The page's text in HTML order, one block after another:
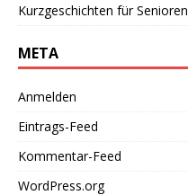
Kurzgeschichten für Senioren
META
Anmelden
Eintrags-Feed
Kommentar-Feed
WordPress.org